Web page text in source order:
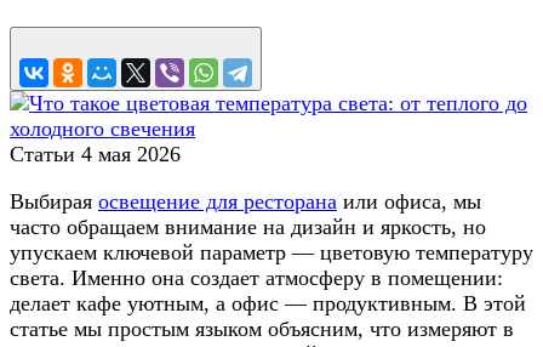
Статьи 4 мая 2026
Выбирая освещение для ресторана или офиса, мы
часто обращаем внимание на дизайн и яркость, но
упускаем ключевой параметр — цветовую температуру
света. Именно она создает атмосферу в помещении:
делает кафе уютным, а офис — продуктивным. В этой
статье мы простым языком объясним, что измеряют в